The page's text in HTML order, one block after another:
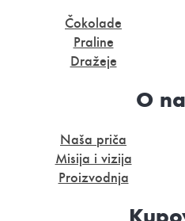
Čokolade
Praline
Dražeje
O
Naša priča
Misija i vizija
Proizvodnja